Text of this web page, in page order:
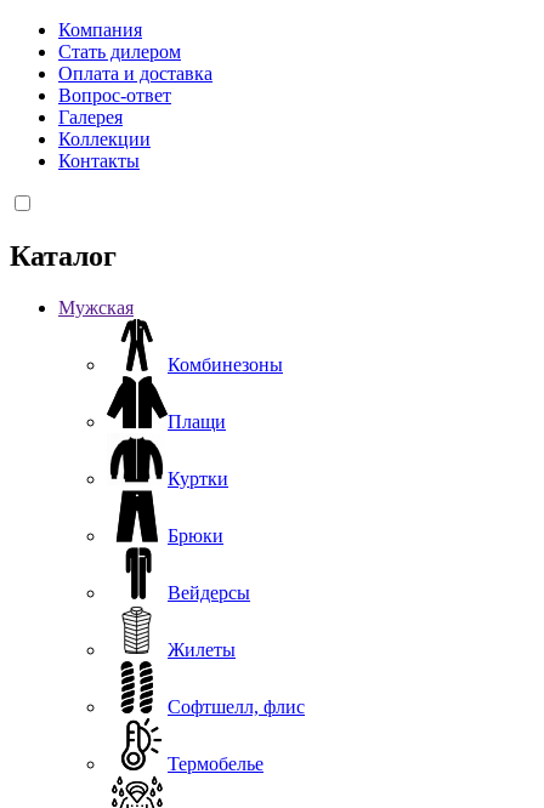
Компания
Стать дилером
Оплата и доставка
Вопрос-ответ
Галерея
Коллекции
Контакты
Каталог
Мужская
Комбинезоны
Плащи
Куртки
Брюки
Вейдерсы
Жилеты
Софтшелл, флис
Термобелье